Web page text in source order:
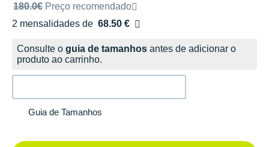
Preço de venda recomendado pela marca
180.0€ Preço recomendado
2 mensalidades de 68.50 €
sem custos
Consulte o guia de tamanhos antes de adicionar o
produto ao carrinho.
Guia de Tamanhos